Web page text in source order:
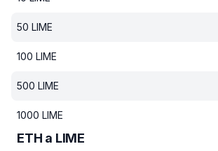
50 LIME
100 LIME
500 LIME
1000 LIME
ETH a LIME